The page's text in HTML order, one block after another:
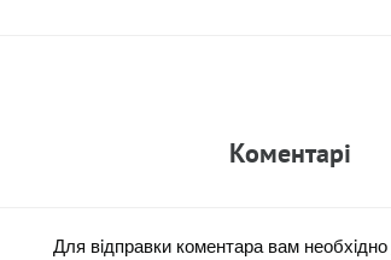
Коментарi
Для вiдправки коментара вам необхiдно